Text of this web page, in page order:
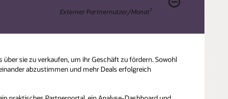
Externer Partnernutzer/Monat1
sie zu verkaufen, um ihr Geschäft zu fördern. Sowohl
abzustimmen und mehr Deals erfolgreich